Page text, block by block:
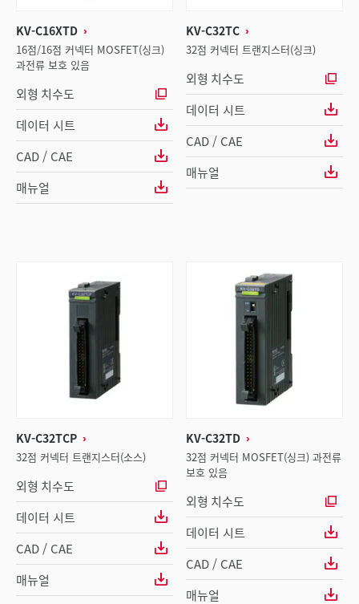
KV-C16XTD
16점/16점 커넥터 MOSFET(싱크)
과전류 보호 있음
외형 치수도
데이터 시트
CAD / CAE
매뉴얼
KV-C32TC
32점 커넥터 트랜지스터(싱크)
외형 치수도
데이터 시트
CAD / CAE
매뉴얼
KV-C32TCP
32점 커넥터 트랜지스터(소스)
외형 치수도
데이터 시트
CAD / CAE
매뉴얼
KV-C32TD
32점 커넥터 MOSFET(싱크) 과전류
보호 있음
외형 치수도
데이터 시트
CAD / CAE
매뉴얼